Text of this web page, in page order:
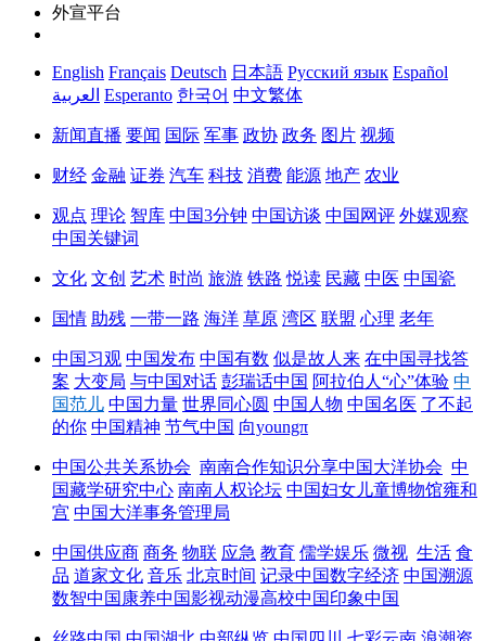
外宣平台
English Français Deutsch 日本語 Русский язык Español
العربية Esperanto 한국어 中文繁体
新闻直播 要闻 国际 军事 政协 政务 图片 视频
财经 金融 证券 汽车 科技 消费 能源 地产 农业
观点 理论 智库 中国3分钟 中国访谈 中国网评 外媒观察
中国关键词
文化 文创 艺术 时尚 旅游 铁路 悦读 民藏 中医 中国瓷
国情 助残 一带一路 海洋 草原 湾区 联盟 心理 老年
中国习观 中国发布 中国有数 似是故人来 在中国寻找答
案 大变局 与中国对话 彭瑞话中国 阿拉伯人“心”体验 中
国范儿 中国力量 世界同心圆 中国人物 中国名医 了不起
的你 中国精神 节气中国 向youngπ
中国公共关系协会 南南合作知识分享中国大洋协会 中
国藏学研究中心 南南人权论坛 中国妇女儿童博物馆雍和
宫 中国大洋事务管理局
中国供应商 商务 物联 应急 教育 儒学娱乐 微视 生活 食
品 道家文化 音乐 北京时间 记录中国数字经济 中国溯源
数智中国 康养中国影视动漫高校中国印象中国